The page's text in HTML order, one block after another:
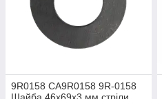
9R0158 CA9R0158 9R-0158